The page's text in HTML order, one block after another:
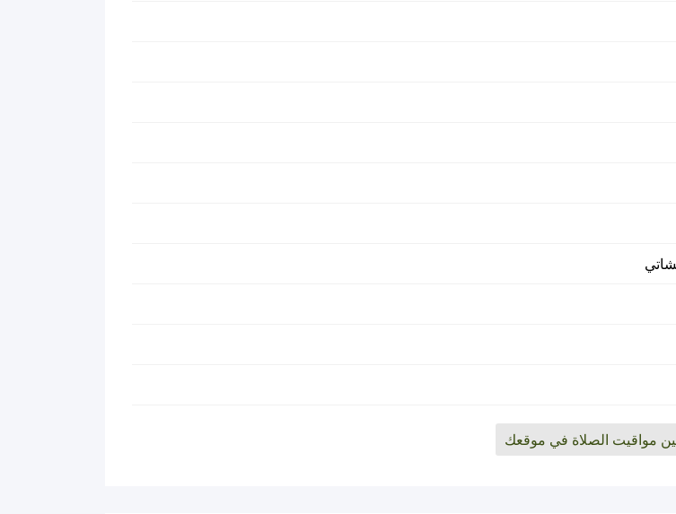
مواقيت الصلاة في موقعك